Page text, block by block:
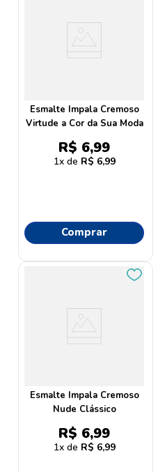
Esmalte Impala Cremoso
Virtude a Cor da Sua Moda
R$ 6,99
1 R$ 6,99
Comprar
Esmalte Impala Cremoso
Nude Clássico
R$ 6,99
1 R$ 6,99